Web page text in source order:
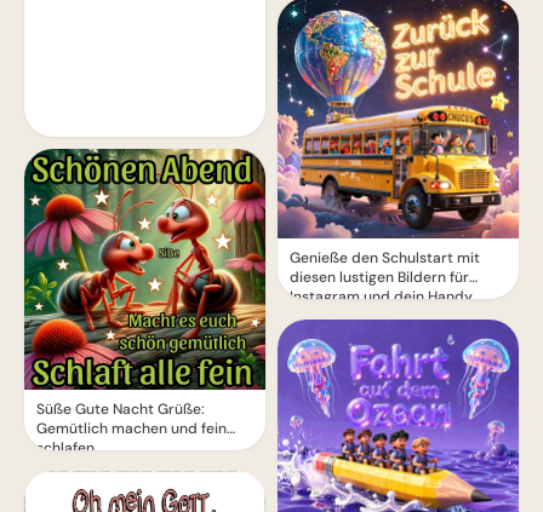
Süße Gute Nacht Grüße:
Gemütlich machen und fein
schlafen
Genieße den Schulstart mit
diesen lustigen Bildern für
Instagram und dein Handy